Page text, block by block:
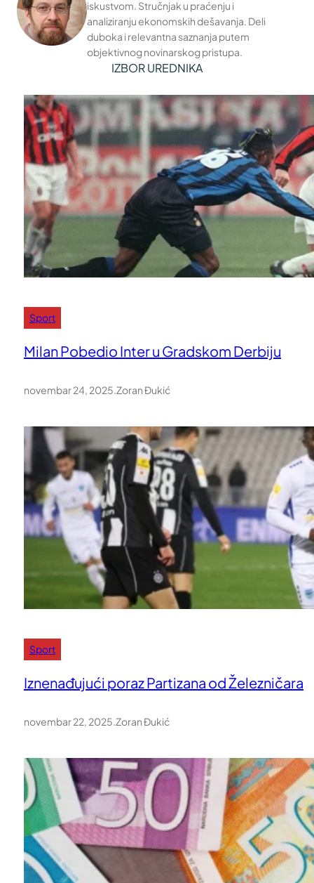
iskustvom. Stručnjak u praćenju i
analiziranju ekonomskih dešavanja. Deli
duboka i relevantna saznanja putem
objektivnog novinarskog pristupa.
IZBOR UREDNIKA
Sport
Milan Pobedio Inter u Gradskom Derbiju
novembar 24, 2025.Zoran Đukić
Sport
Iznenađujući poraz Partizana od Železničara
novembar 22, 2025.Zoran Đukić